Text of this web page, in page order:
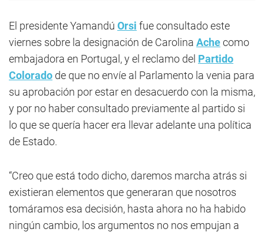
El presidente Yamandú Orsi fue consultado este
viernes sobre la designación de Carolina Achecomo
embajadora en Portugal, y el reclamo del Partido
Colorado de que no envíe al Parlamento la venia para
su aprobación por estar en desacuerdo con la misma,
y por no haber consultado previamente al partido si
lo que se quería hacer era llevar adelante una política
de Estado.
“Creo que está todo dicho, daremos marcha atrás si
existieran elementos que generaran que nosotros
tomáramos esa decisión, hasta ahora no ha habido
ningún cambio, los argumentos no nos empujan a